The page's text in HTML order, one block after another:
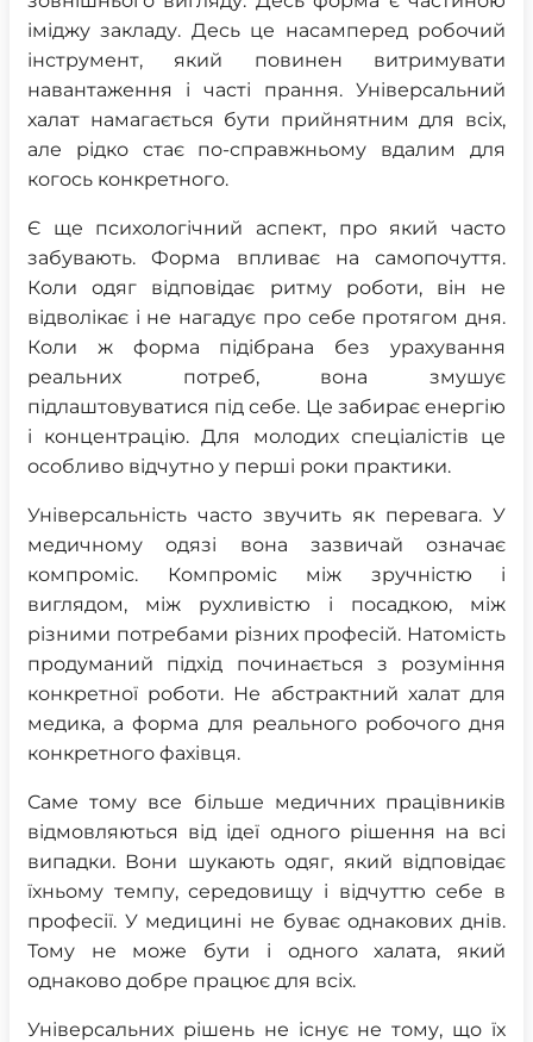
іміджу закладу. Десь це насамперед робочий
інструмент, який повинен витримувати
навантаження і часті прання. Універсальний
халат намагається бути прийнятним для всіх,
але рідко стає по-справжньому вдалим для
когось конкретного.
Є ще психологічний аспект, про який часто
забувають. Форма впливає на самопочуття.
Коли одяг відповідає ритму роботи, він не
відволікає і не нагадує про себе протягом дня.
Коли ж форма підібрана без урахування
реальних потреб, вона змушує
підлаштовуватися під себе. Це забирає енергію
і концентрацію. Для молодих спеціалістів це
особливо відчутно у перші роки практики.
Універсальність часто звучить як перевага. У
медичному одязі вона зазвичай означає
компроміс. Компроміс між зручністю і
виглядом, між рухливістю і посадкою, між
різними потребами різних професій. Натомість
продуманий підхід починається з розуміння
конкретної роботи. Не абстрактний халат для
медика, а форма для реального робочого дня
конкретного фахівця.
Саме тому все більше медичних працівників
відмовляються від ідеї одного рішення на всі
випадки. Вони шукають одяг, який відповідає
їхньому темпу, середовищу і відчуттю себе в
професії. У медицині не буває однакових днів.
Тому не може бути і одного халата, який
однаково добре працює для всіх.
Універсальних рішень не існує не тому, що їх